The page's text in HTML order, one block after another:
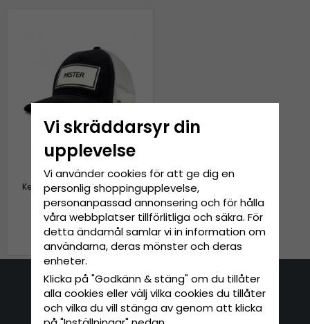
Keps - Gårda Trucker Mister
(svart/vit)
279 kr349 kr
Kontakta oss
Vi skräddarsyr din
upplevelse
Vi använder cookies för att ge dig en
personlig shoppingupplevelse,
personanpassad annonsering och för hålla
våra webbplatser tillförlitliga och säkra. För
detta ändamål samlar vi in information om
användarna, deras mönster och deras
enheter.
Klicka på "Godkänn & stäng" om du tillåter
alla cookies eller välj vilka cookies du tillåter
och vilka du vill stänga av genom att klicka